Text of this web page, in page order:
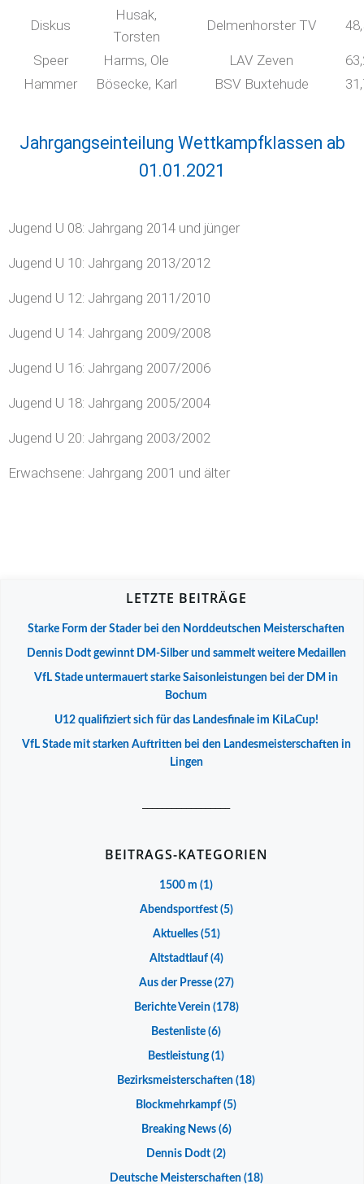
Diskus
Husak,
Torsten
Delmenhorster TV
Speer Harms, Ole LAV Zeven
Hammer
Bösecke, Karl BSV Buxtehude
Jahrgangseinteilung Wettkampfklassen ab
01.01.2021
Jugend U 08: Jahrgang 2014 und jünger
Jugend U 10: Jahrgang 2013/2012
Jugend U 12: Jahrgang 2011/2010
Jugend U 14: Jahrgang 2009/2008
Jugend U 16: Jahrgang 2007/2006
Jugend U 18: Jahrgang 2005/2004
Jugend U 20: Jahrgang 2003/2002
Erwachsene: Jahrgang 2001 und älter
LETZTE BEITRÄGE
Starke Form der Stader bei den Norddeutschen Meisterschaften
Dennis Dodt gewinnt DM-Silber und sammelt weitere Medaillen
VfL Stade untermauert starke Saisonleistungen bei der DM in
Bochum
U12 qualifiziert sich für das Landesfinale im KiLaCup!
VfL Stade mit starken Auftritten bei den Landesmeisterschaften in
Lingen
BEITRAGS-KATEGORIEN
1500 m (1)
Abendsportfest(5)
Aktuelles(51)
Altstadtlauf(4)
Aus der Presse(27)
Berichte Verein(178)
Bestenliste (6)
Bestleistung(1)
Bezirksmeisterschaften (18)
Blockmehrkampf (5)
Breaking News(6)
Dennis Dodt (2)
Deutsche Meisterschaften(18)